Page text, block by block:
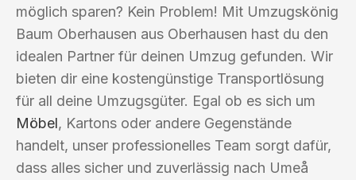
möglich sparen? Kein Problem! Mit Umzugskönig
Baum Oberhausen aus Oberhausen hast du den
idealen Partner für deinen Umzug gefunden. Wir
bieten dir eine kostengünstige Transportlösung
für all deine Umzugsgüter. Egal ob es sich um
Möbel, Kartons oder andere Gegenstände
handelt, unser professionelles Team sorgt dafür,
dass alles sicher und zuverlässig nach Umeå